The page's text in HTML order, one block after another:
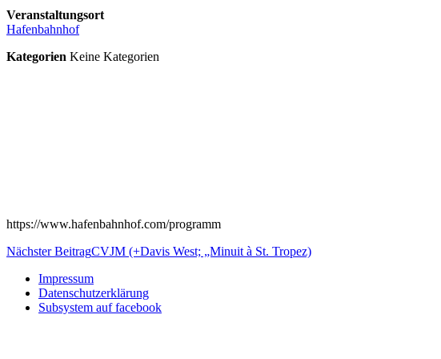
Veranstaltungsort
Hafenbahnhof
Kategorien Keine Kategorien
https://www.hafenbahnhof.com/programm
Beitragsnavigation
Nächster BeitragCVJM (+Davis West; „Minuit à St. Tropez)
Impressum
Datenschutzerklärung
Subsystem auf facebook